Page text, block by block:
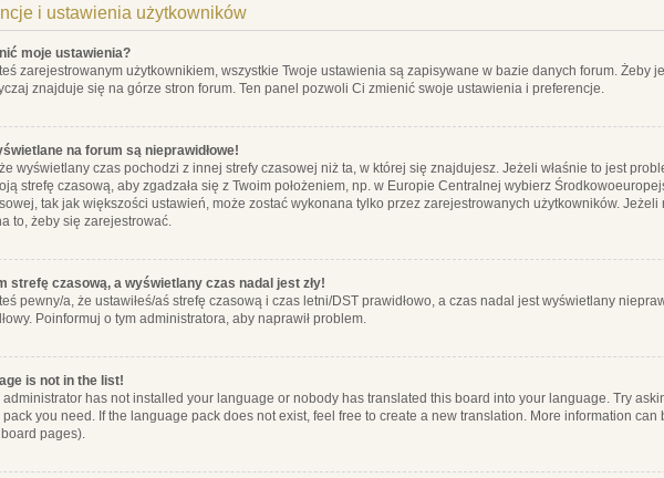
i ustawienia użytkowników
moje ustawienia?
zarejestrowanym użytkownikiem, wszystkie Twoje ustawienia są zapisywane w bazie danych forum. Żeby
znajduje się na górze stron forum. Ten panel pozwoli Ci zmienić swoje ustawienia i preferencje.
na forum są nieprawidłowe!
wyświetlany czas pochodzi z innej strefy czasowej niż ta, w której się znajdujesz. Jeżeli właśnie to jest
strefę czasową, aby zgadzała się z Twoim położeniem, np. w Europie Centralnej wybierz
tak jak większości ustawień, może zostać wykonana tylko przez zarejestrowanych użytkowników.
to, żeby się zarejestrować.
strefę czasową, a wyświetlany czas nadal jest zły!
pewny/a, że ustawiłeś/aś strefę czasową i czas letni/DST prawidłowo, a czas nadal jest wyświetlany
Poinformuj o tym administratora, aby naprawił problem.
is not in the list!
administrator has not installed your language or nobody has translated this board into your language. Try
pack you need. If the language pack does not exist, feel free to create a new translation. More information
pages).